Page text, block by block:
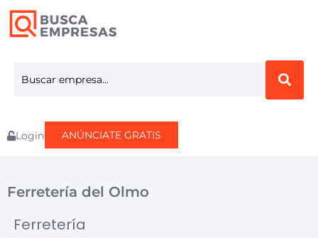
Login ANÚNCIATE GRATIS
Ferretería del Olmo
Ferretería